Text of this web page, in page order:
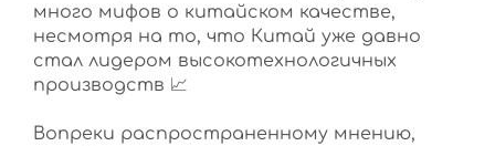
много мифов о китайском качестве,
несмотря на то, что Китай уже давно
стал лидером высокотехнологичных
производств 📈
Вопреки распространенному мнению,